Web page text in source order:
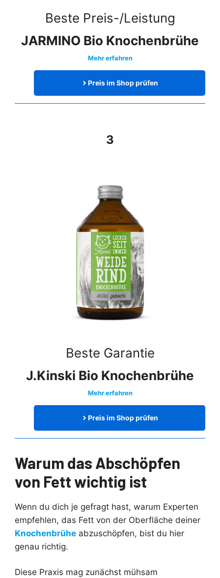
Beste Preis-/Leistung
JARMINO Bio Knochenbrühe
Mehr erfahren
Preis im Shop prüfen
3
Beste Garantie
J.Kinski Bio Knochenbrühe
Mehr erfahren
Preis im Shop prüfen
Warum das Abschöpfen
von Fett wichtig ist
Wenn du dich je gefragt hast, warum Experten
empfehlen, das Fett von der Oberfläche deiner
Knochenbrühe abzuschöpfen, bist du hier
genau richtig.
Diese Praxis mag zunächst mühsam